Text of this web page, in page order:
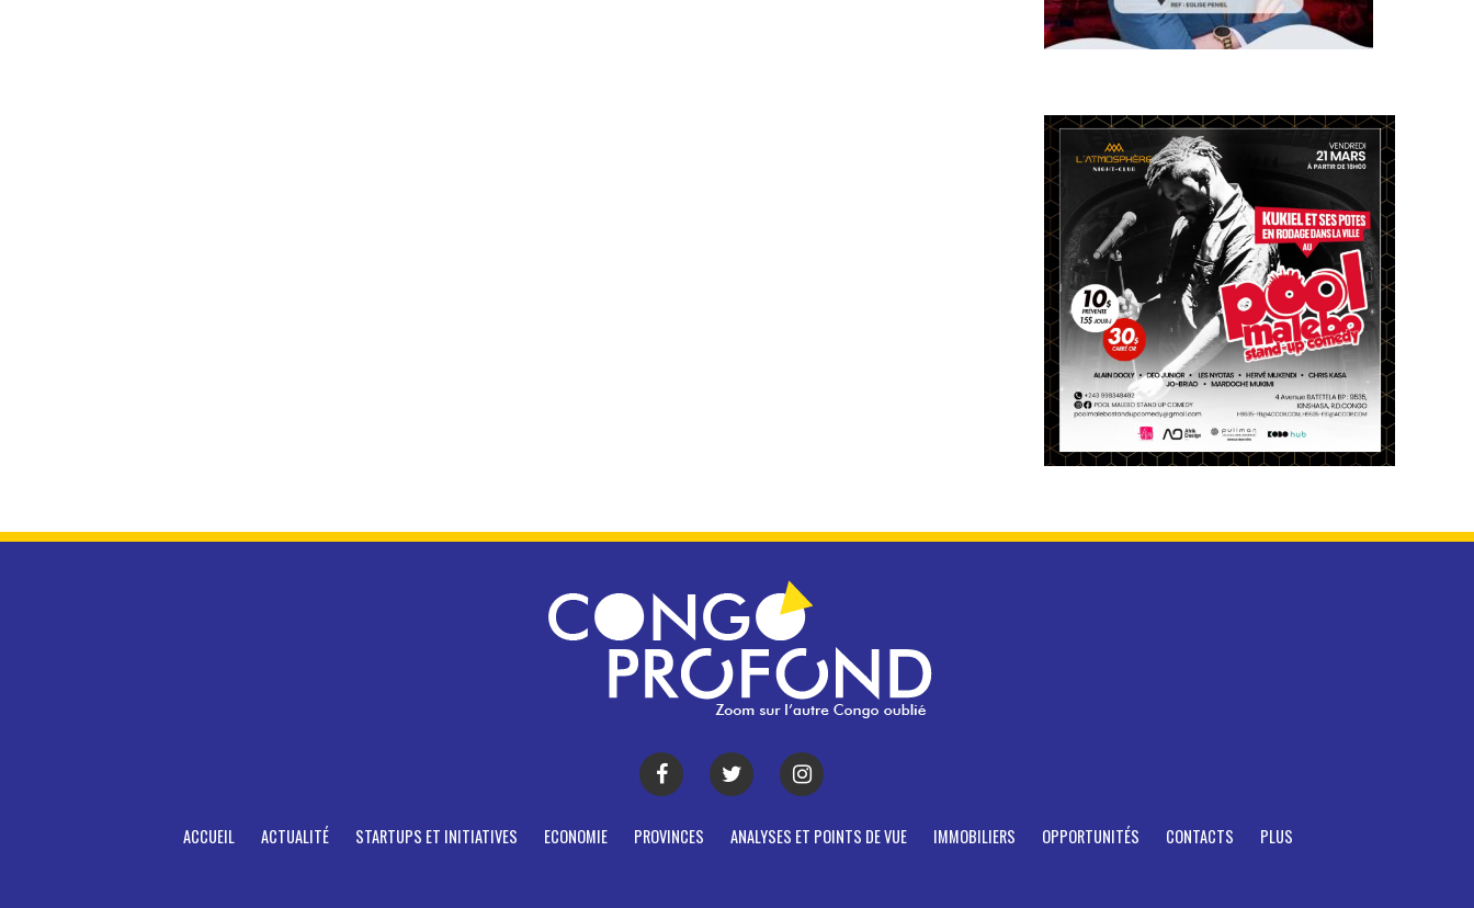
ACCUEIL ACTUALITÉ STARTUPS ET INITIATIVES ECONOMIE PROVINCES ANALYSES ET POINTS DE VUE IMMOBILIERS OPPORTUNITÉS CONTACTS PLUS